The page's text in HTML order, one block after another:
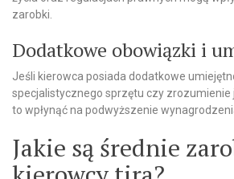
zarobki.
Dodatkowe obowiązki i
Jeśli kierowca posiada dodatkowe
specjalistycznego sprzętu czy zrozumienie
to wpłynąć na podwyższenie
Jakie są średnie